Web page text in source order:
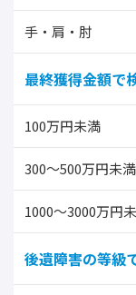
手・肩・肘
最終獲得金額で
100万円未満
300～500万円未満
1000～3000万円
後遺障害の等級